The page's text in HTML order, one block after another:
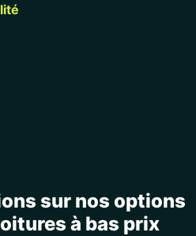
sur nos options
à bas prix